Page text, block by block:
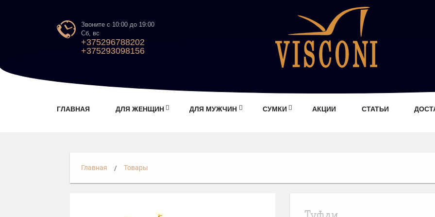
Звоните с 10:00 до 19:00
Сб, вс
+375296788202
+375293098156
ГЛАВНАЯ ДЛЯ ЖЕНЩИН ДЛЯ МУЖЧИН СУМКИ АКЦИИ СТАТЬИ
Главная Товары